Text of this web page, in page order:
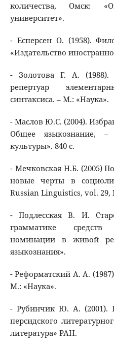
количества, Омск:
университет».
- Есперсен О. (1958).
«Издательство
- Золотова Г. А. (1988).
репертуар
синтаксиса. – М.: «Наука».
- Маслов Ю.С. (2004).
Общее языкознание,
культуры». 840 с.
- Мечковская Н.Б. (2005)
новые черты в
Russian Linguistics, vol. 29,
- Подлесская В. И.
грамматике
номинации в живой
языкознания».
- Реформатский А. А.
М.: «Наука».
- Рубинчик Ю. А. (2001).
персидского
литература» РАН.